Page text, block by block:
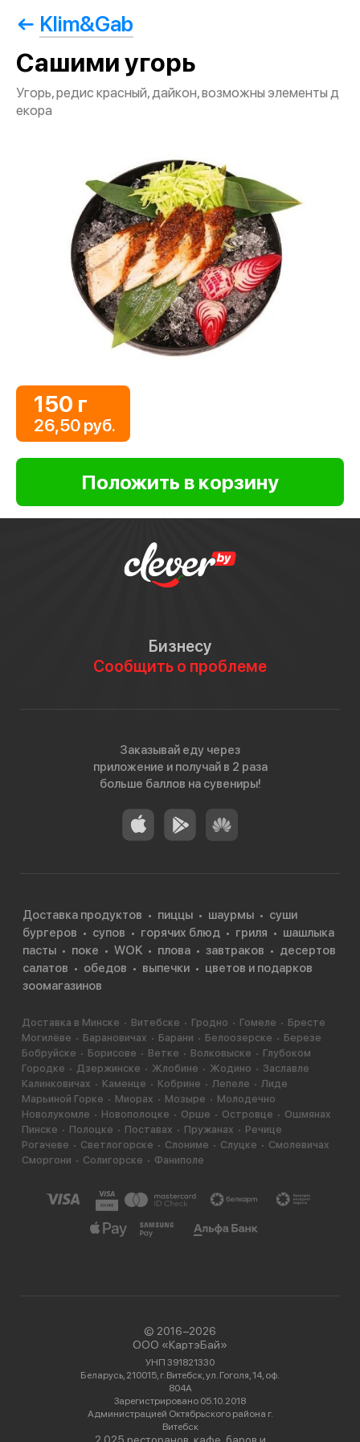
Klim&Gab
Сашими угорь
Угорь, редис красный, дайкон, возможны элементы д
екора
150 г
26,50 руб.
Бизнесу
Сообщить о проблеме
Заказывай еду через
приложение и получай в 2 раза
больше баллов на сувениры!
Доставка продуктов пиццы шаурмы
суши
бургеров
супов горячих блюд гриля
шашлыка
пасты
поке WOK плова завтраков
десертов
салатов
обедов выпечки
цветов и подарков
зоомагазинов
Доставка в Минске Витебске Гродно Гомеле
Бресте
Могилёве
Барановичах Барани Белоозерске
Березе
Бобруйске
Борисове Ветке Волковыске
Глубоком
Городке
Дзержинске Жлобине Жодино
Заславле
Калинковичах
Каменце Кобрине Лепеле
Лиде
Марьиной Горке
Миорах Мозыре
Молодечно
Новолукомле
Новополоцке Орше Островце
Ошмянах
Пинске
Полоцке Поставах Пружанах
Речице
Рогачеве
Светлогорске Слониме Слуцке
Смолевичах
Сморгони
Солигорске Фаниполе
© 2016−2026
ООО «КартэБай»
УНП 391821330
Беларусь, 210015, г. Витебск, ул. Гоголя, 14, оф.
804А
Зарегистрировано 05.10.2018
Администрацией Октябрьского района г.
Витебск